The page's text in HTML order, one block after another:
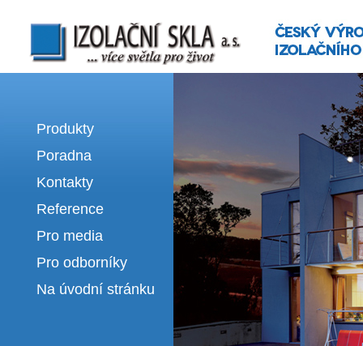
Izolační skla | výroba izolačních sklel
Produkty
Poradna
Kontakty
Reference
Pro media
Pro odborníky
Na úvodní stránku